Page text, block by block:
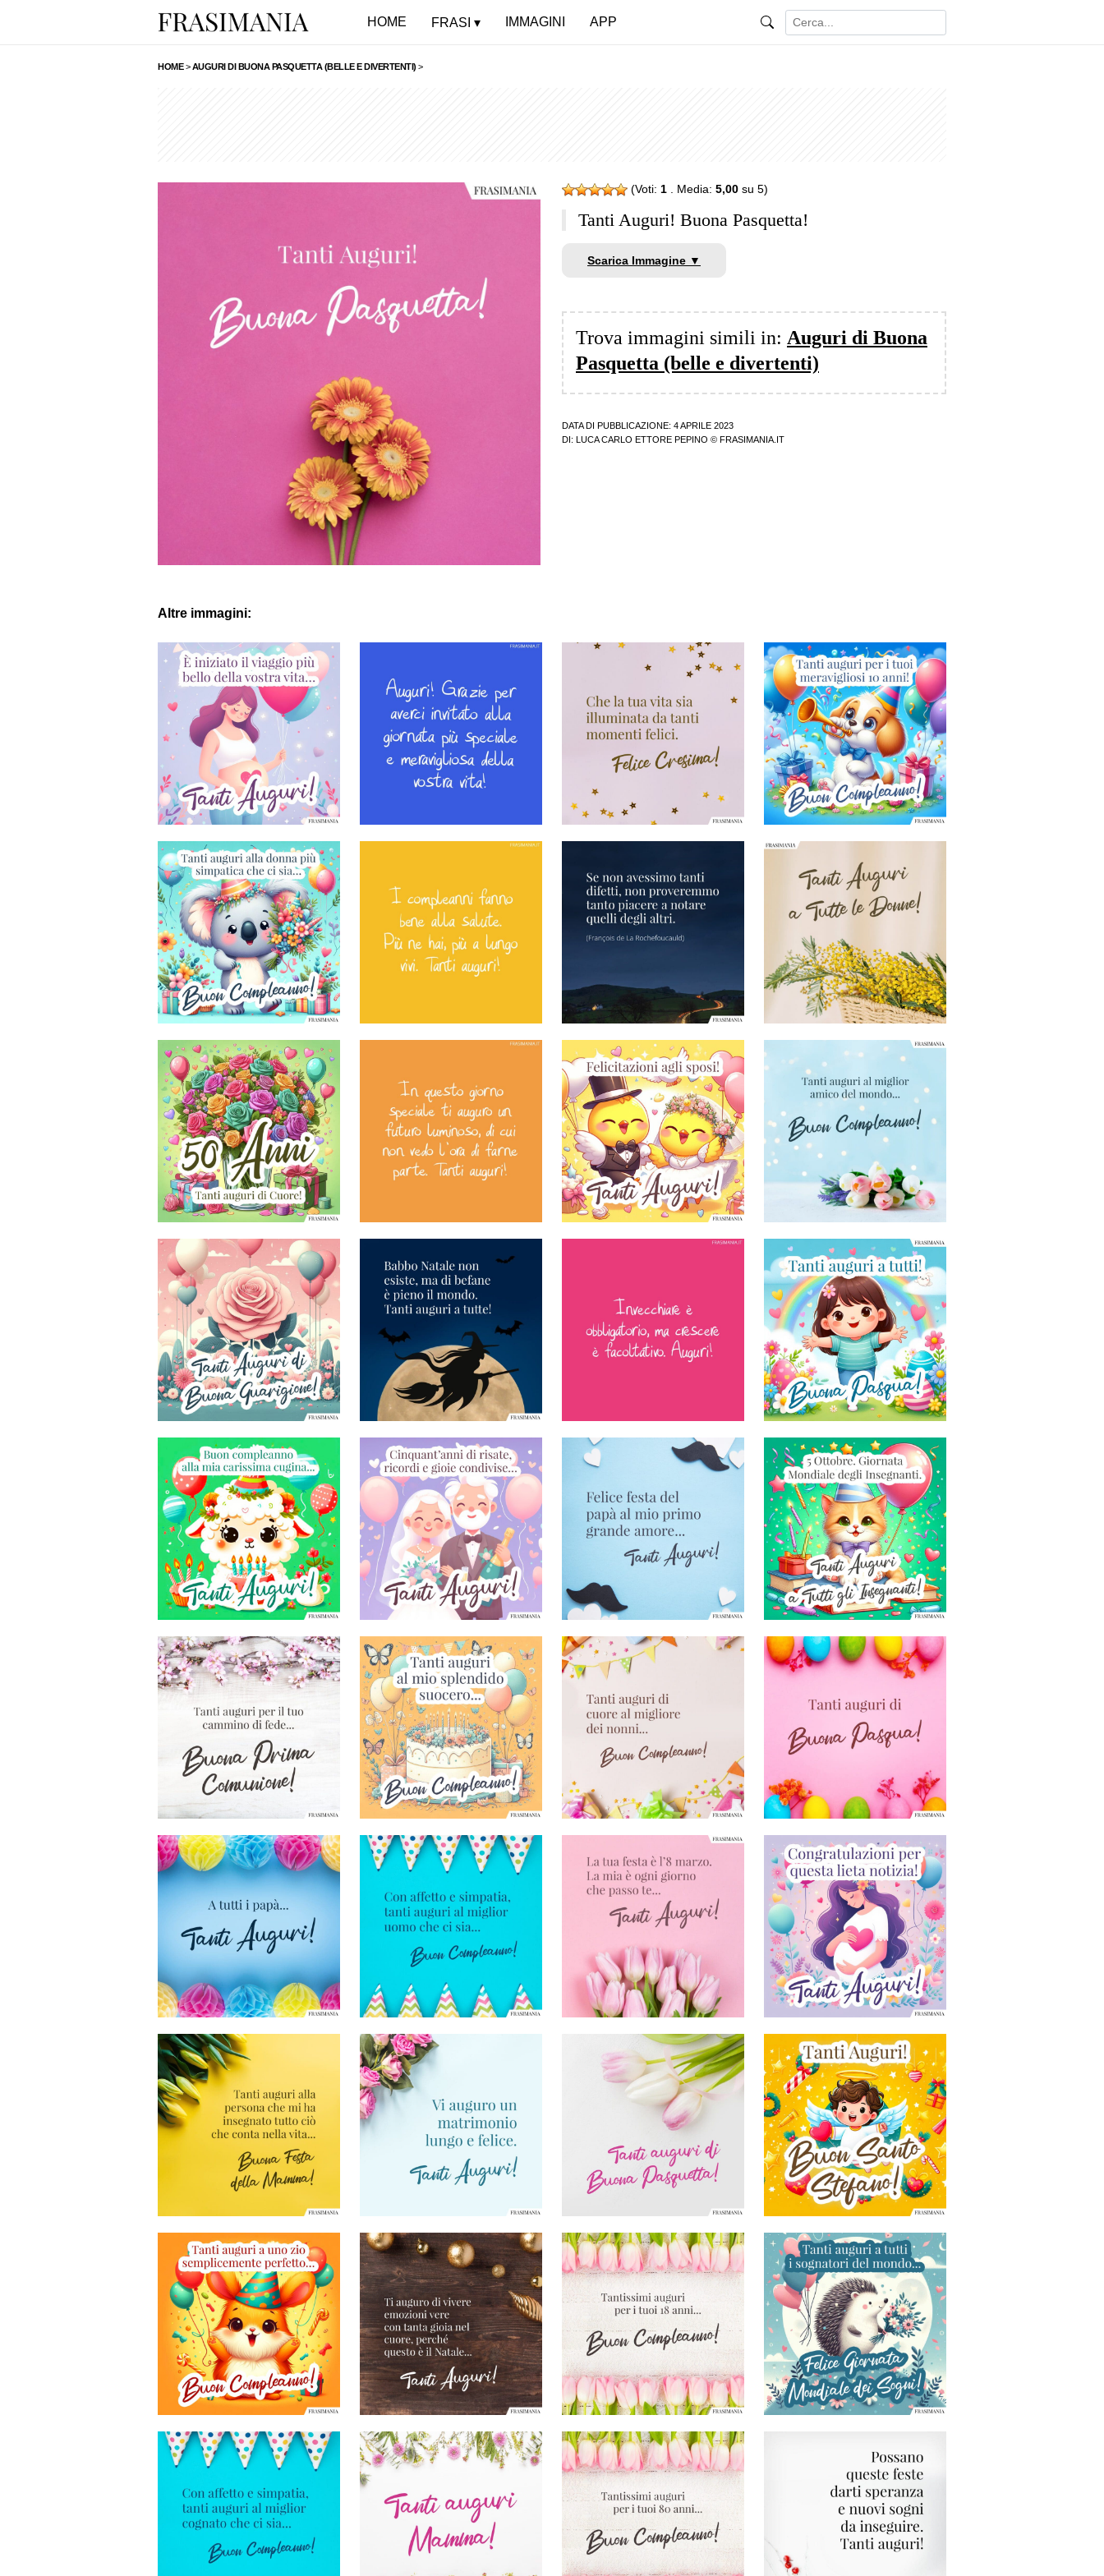
HOME FRASI IMMAGINI APP
HOME>AUGURI DI BUONA PASQUETTA (BELLE E DIVERTENTI) >
(Voti: 1 . Media: 5,00 su 5)
Tanti Auguri! Buona Pasquetta!
Scarica Immagine ▼
Trova immagini simili in: Auguri di Buona
Pasquetta (belle e divertenti)
DATA DI PUBBLICAZIONE: 4 APRILE 2023
DI:
LUCA CARLO ETTORE PEPINO © FRASIMANIA.IT
Altre immagini: